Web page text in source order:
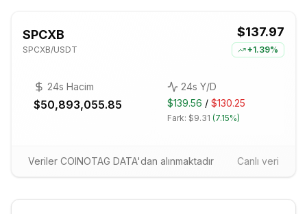
SPCXB
SPCXB/USDT
$137.97
+1.39%
24s Hacim
$50,893,055.85
24s Y/D
$139.56 / $130.25
Fark: $9.31 (7.15%)
Veriler COINOTAG DATA'dan alınmaktadır Canlı veri